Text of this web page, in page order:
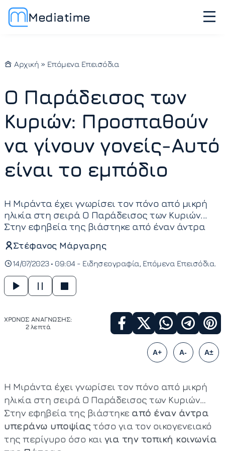
Mediatime
Αρχική » Επόμενα Επεισόδια
Ο Παράδεισος των
Κυριών: Προσπαθούν
να γίνουν γονείς-Αυτό
είναι το εμπόδιο
Η Μιράντα έχει γνωρίσει τον πόνο από μικρή
ηλικία στη σειρά Ο Παράδεισος των Κυριών...
Στην εφηβεία της βιάστηκε από έναν άντρα
Στέφανος Μάργαρης
14/07/2023 • 09:04 - Ειδησεογραφία Επόμενα Επεισόδια
ΧΡΟΝΟΣ ΑΝΑΓΝΩΣΗΣ:
2 λεπτά
A+ A- A±
Η Μιράντα έχει γνωρίσει τον πόνο από μικρή
ηλικία στη σειρά Ο Παράδεισος των Κυριών…
Στην εφηβεία της βιάστηκε από έναν άντρα
υπεράνω υποψίας τόσο για τον οικογενειακό
της περίγυρο όσο και για την τοπική κοινωνία